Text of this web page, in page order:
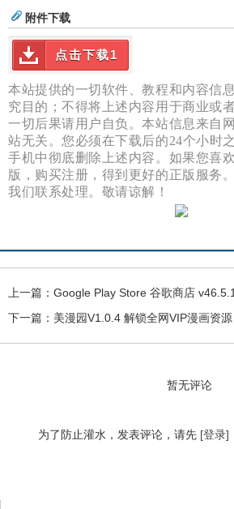
附件下载
点击下载1
本站提供的一切软件、教程和内容信
究目的；不得将上述内容用于商业或
一切后果请用户自负。本站信息来自
站无关。您必须在下载后的24个小时
手机中彻底删除上述内容。如果您喜
版，购买注册，得到更好的正版服务
我们联系处理。敬请谅解！
上一篇： Google Play Store 谷歌商店
下一篇： 美漫园V1.0.4 解锁全网VIP漫画资源
暂无评论
为了防止灌水，发表评论，请先 [登录]